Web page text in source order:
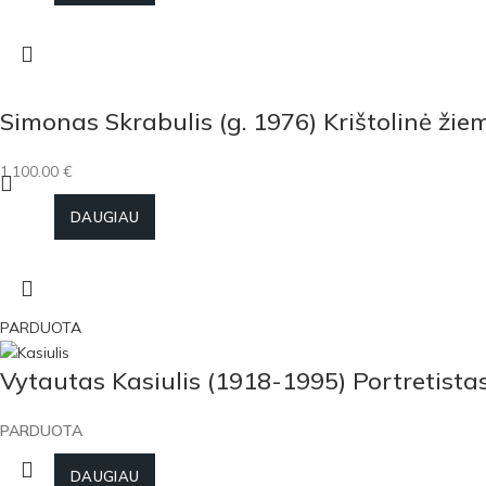
Simonas Skrabulis (g. 1976) Krištolinė
1,100.00 €
DAUGIAU
PARDUOTA
Vytautas Kasiulis (1918-1995)
PARDUOTA
DAUGIAU